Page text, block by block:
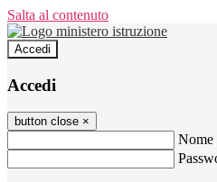
Salta al contenuto
Accedi
Accedi
button close ×
Nome